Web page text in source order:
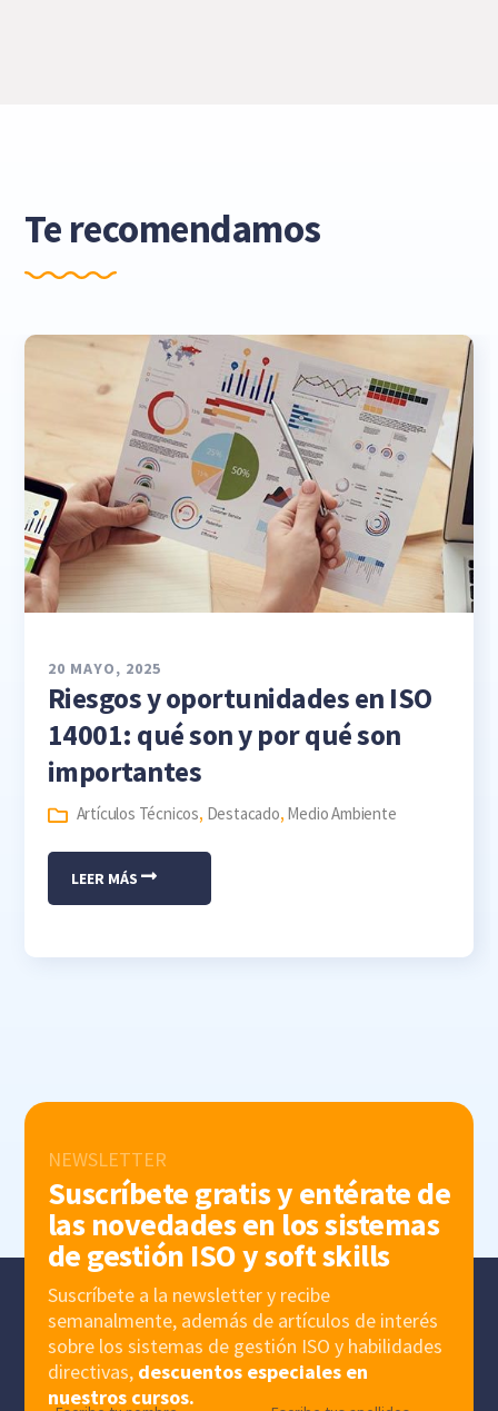
Te recomendamos
20 MAYO, 2025
Riesgos y oportunidades en ISO
14001: qué son y por qué son
importantes
Artículos Técnicos, Destacado, Medio Ambiente
LEER MÁS
NEWSLETTER
Suscríbete gratis y entérate de
las novedades en los sistemas
de gestión ISO y soft skills
Suscríbete a la newsletter y recibe
semanalmente, además de artículos de interés
sobre los sistemas de gestión ISO y habilidades
directivas, descuentos especiales en
nuestros cursos.